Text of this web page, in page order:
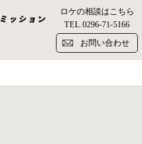
い
ロケの相談はこちら
TEL.0296-71-5166
お問い合わせ